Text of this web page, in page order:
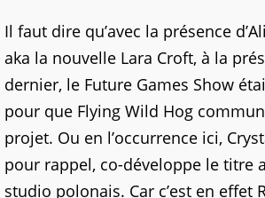
Il faut dire qu’avec la présence
aka la nouvelle Lara Croft, à la
dernier, le Future Games Show
pour que Flying Wild Hog
projet. Ou en l’occurrence ici,
pour rappel, co-développe le titre
studio polonais. Car c’est en effet